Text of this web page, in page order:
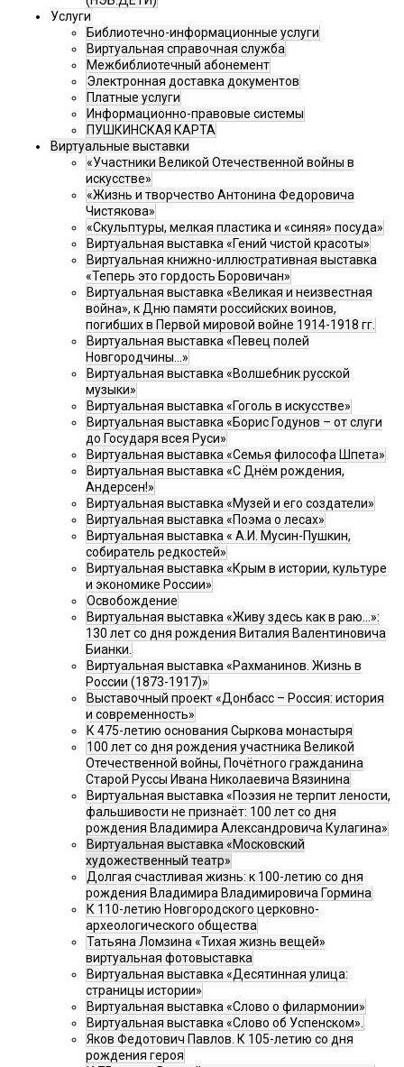
Услуги
Библиотечно-информационные услуги
Виртуальная справочная служба
Межбиблиотечный абонемент
Электронная доставка документов
Платные услуги
Информационно-правовые системы
ПУШКИНСКАЯ КАРТА
Виртуальные выставки
«Участники Великой Отечественной войны в
искусстве»
«Жизнь и творчество Антонина Федоровича
Чистякова»
«Скульптуры, мелкая пластика и «синяя» посуда»
Виртуальная выставка «Гений чистой красоты»
Виртуальная книжно-иллюстративная выставка
«Теперь это гордость Боровичан»
Виртуальная выставка «Великая и неизвестная
война», к Дню памяти российских воинов,
погибших в Первой мировой войне 1914-1918 гг.
Виртуальная выставка «Певец полей
Новгородчины…»
Виртуальная выставка «Волшебник русской
музыки»
Виртуальная выставка «Гоголь в искусстве»
Виртуальная выставка «Борис Годунов – от слуги
до Государя всея Руси»
Виртуальная выставка «Семья философа Шпета»
Виртуальная выставка «С Днём рождения,
Андерсен!»
Виртуальная выставка «Музей и его создатели»
Виртуальная выставка «Поэма о лесах»
Виртуальная выставка « А.И. Мусин-Пушкин,
собиратель редкостей»
Виртуальная выставка «Крым в истории, культуре
и экономике России»
Освобождение
Виртуальная выставка «Живу здесь как в раю…»:
130 лет со дня рождения Виталия Валентиновича
Бианки.
Виртуальная выставка «Рахманинов. Жизнь в
России (1873-1917)»
Выставочный проект «Донбасс – Россия: история
и современность»
К 475-летию основания Сыркова монастыря
100 лет со дня рождения участника Великой
Отечественной войны, Почётного гражданина
Старой Руссы Ивана Николаевича Вязинина
Виртуальная выставка «Поэзия не терпит лености,
фальшивости не признаёт: 100 лет со дня
рождения Владимира Александровича Кулагина»
Виртуальная выставка «Московский
художественный театр»
Долгая счастливая жизнь: к 100-летию со дня
рождения Владимира Владимировича Гормина
К 110-летию Новгородского церковно-
археологического общества
Татьяна Ломзина «Тихая жизнь вещей»
виртуальная фотовыставка
Виртуальная выставка «Десятинная улица:
страницы истории»
Виртуальная выставка «Слово о филармонии»
Виртуальная выставка «Слово об Успенском».
Яков Федотович Павлов. К 105-летию со дня
рождения героя